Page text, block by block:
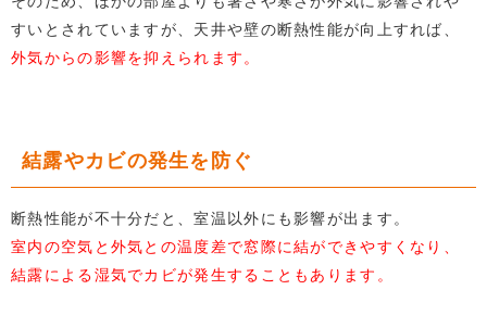
すいとされていますが、天井や壁の断熱性能が向上すれば、
外気からの影響を抑えられます。
結露やカビの発生を防ぐ
断熱性能が不十分だと、室温以外にも影響が出ます。
室内の空気と外気との温度差で窓際に結ができやすくなり、
結露による湿気でカビが発生することもあります。